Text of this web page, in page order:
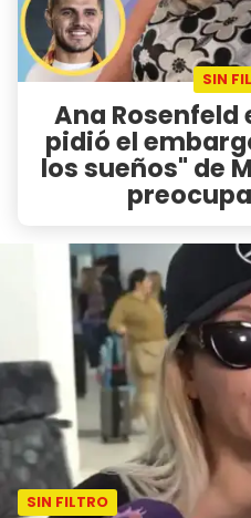
SIN
Ana Rosenfeld
pidió el
los sueños" de
SIN FILTRO